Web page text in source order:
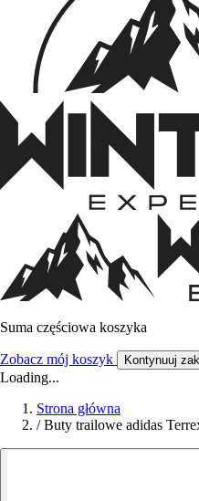
Suma częściowa koszyka
Zobacz mój koszyk Kontynuuj
Loading...
Strona główna
/ Buty trailowe adidas